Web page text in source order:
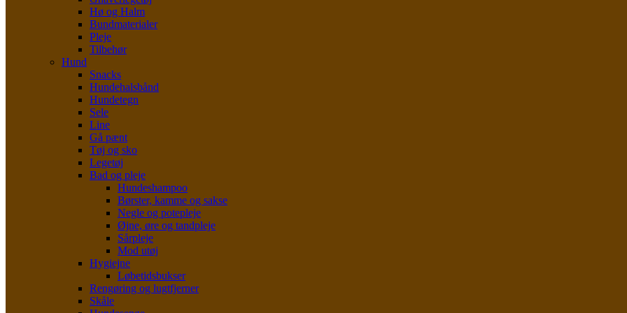
Hø og Halm
Bundmaterialer
Pleje
Tilbehør
Hund
Snacks
Hundehalsbånd
Hundetegn
Sele
Line
Gå pænt
Tøj og sko
Legetøj
Bad og pleje
Hundeshampoo
Børster, kamme og sakse
Negle og potepleje
Øjne, øre og tandpleje
Sårpleje
Mod utøj
Hygiejne
Løbetidsbukser
Rengøring og lugtfjerner
Skåle